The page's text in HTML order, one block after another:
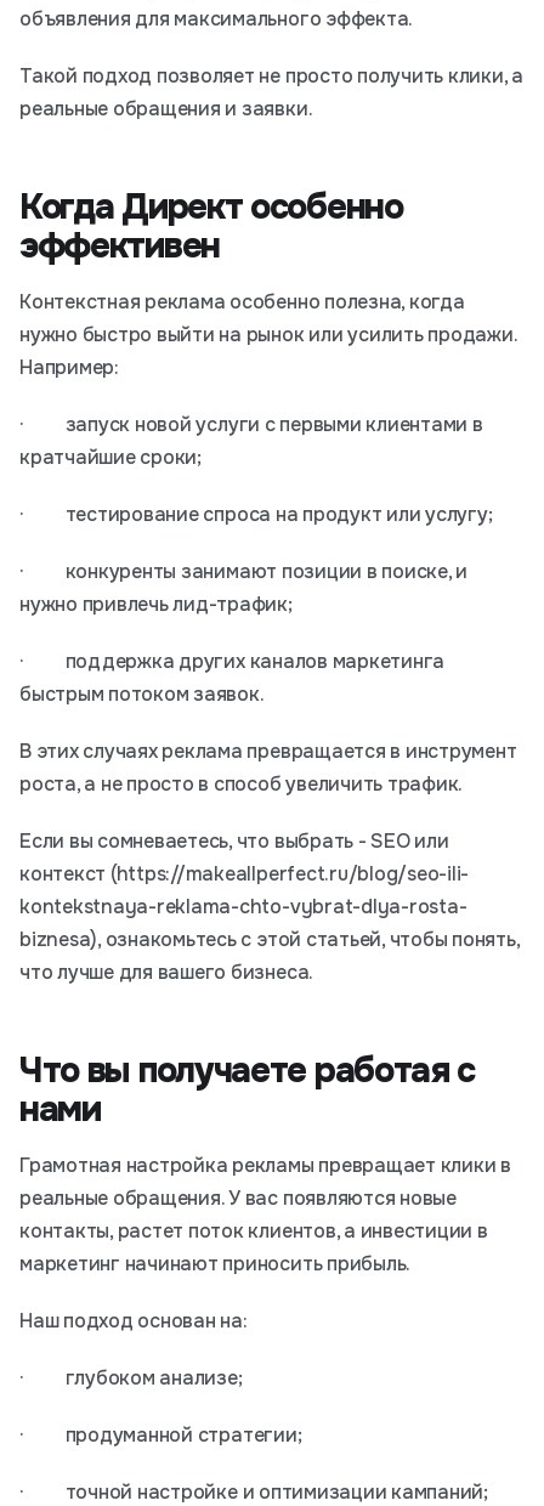
объявления для максимального эффекта.
Такой подход позволяет не просто получить клики, а
реальные обращения и заявки.
Когда Директ особенно
эффективен
Контекстная реклама особенно полезна, когда
нужно быстро выйти на рынок или усилить продажи.
Например:
· запуск новой услуги с первыми клиентами в
кратчайшие сроки;
· тестирование спроса на продукт или услугу;
· конкуренты занимают позиции в поиске, и
нужно привлечь лид-трафик;
· поддержка других каналов маркетинга
быстрым потоком заявок.
В этих случаях реклама превращается в инструмент
роста, а не просто в способ увеличить трафик.
Если вы сомневаетесь, что выбрать - SEO или
контекст (https://makeallperfect.ru/blog/seo-ili-
kontekstnaya-reklama-chto-vybrat-dlya-rosta-
biznesa), ознакомьтесь с этой статьей, чтобы понять,
что лучше для вашего бизнеса.
Что вы получаете работая с
нами
Грамотная настройка рекламы превращает клики в
реальные обращения. У вас появляются новые
контакты, растет поток клиентов, а инвестиции в
маркетинг начинают приносить прибыль.
Наш подход основан на:
· глубоком анализе;
· продуманной стратегии;
· точной настройке и оптимизации кампаний;